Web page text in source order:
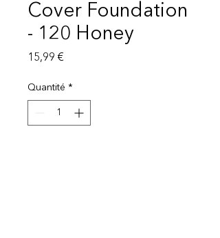
Cover Foundation
- 120 Honey
15,99 €Prix
Quantité *